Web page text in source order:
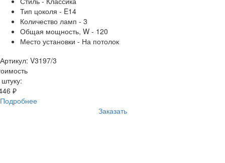
Тип цоколя - E14
Количество ламп - 3
Общая мощность, W - 120
Место установки - На потолок
Артикул: V3197/3
₽
Подробнее
Заказать